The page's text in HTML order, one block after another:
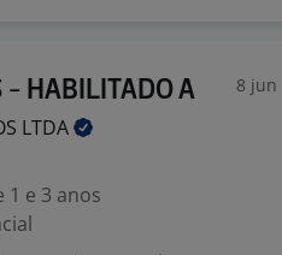
- HABILITADO A 8 jun
LTDA
1 e 3 anos